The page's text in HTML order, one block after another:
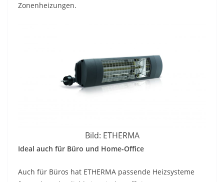
Zonenheizungen.
Bild: ETHERMA
Ideal auch für Büro und Home-Office
Auch für Büros hat ETHERMA passende Heizsysteme